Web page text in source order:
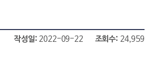
작성일 2022-09-22 조회수 24,959